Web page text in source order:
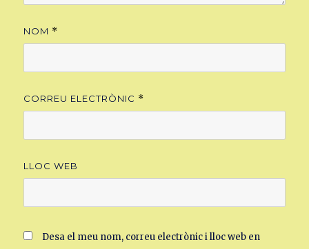
NOM *
CORREU ELECTRÒNIC *
LLOC WEB
Desa el meu nom, correu electrònic i lloc web en